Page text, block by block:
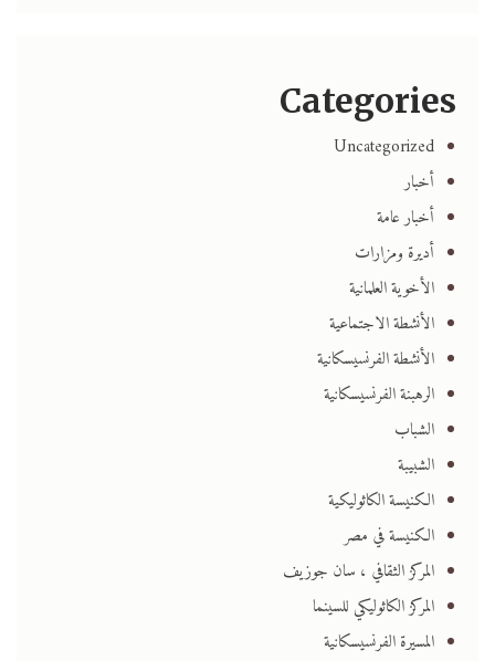
Categories
Uncategorized
أخبار
أخبار عامة
أديرة ومزارات
الأخوية العلمانية
الأنشطة الاجتماعية
الأنشطة الفرنسيسكانية
الرهبنة الفرنسيسكانية
الشباب
الشبيبة
الكنيسة الكاثوليكية
الكنيسة في مصر
المركز الثقافي ، سان جوزيف
المركز الكاثوليكي للسينما
المسيرة الفرنسيسكانية